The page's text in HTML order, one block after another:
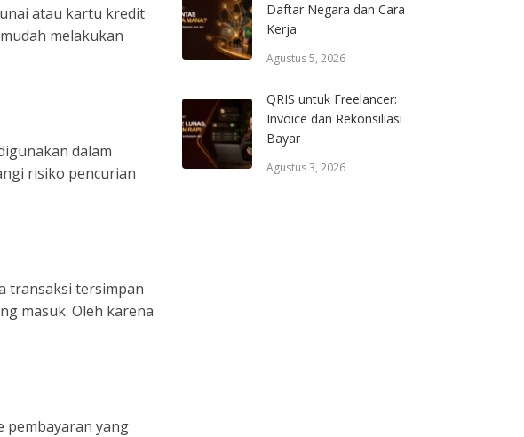
atau kartu kredit
melakukan
dalam
risiko pencurian
transaksi tersimpan
masuk. Oleh karena
pembayaran yang
Daftar Negara dan Cara
Kerja
Agustus 5, 2026
QRIS untuk Freelancer:
Invoice dan Rekonsiliasi
Bayar
Agustus 3, 2026